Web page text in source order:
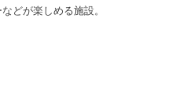
どが楽しめる施設。